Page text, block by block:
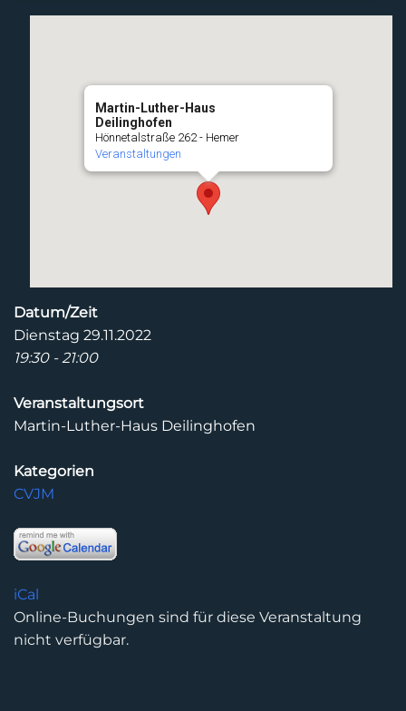
Martin-Luther-Haus
Deilinghofen
Hönnetalstraße 262 - Hemer
Veranstaltungen
Datum/Zeit
Dienstag 29.11.2022
19:30 - 21:00
Veranstaltungsort
Martin-Luther-Haus Deilinghofen
Kategorien
CVJM
iCal
Online-Buchungen sind für diese Veranstaltung
nicht verfügbar.